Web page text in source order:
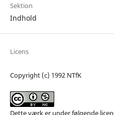
Sektion
Indhold
Licens
Copyright (c) 1992 NTfK
Dette værk er under følgende